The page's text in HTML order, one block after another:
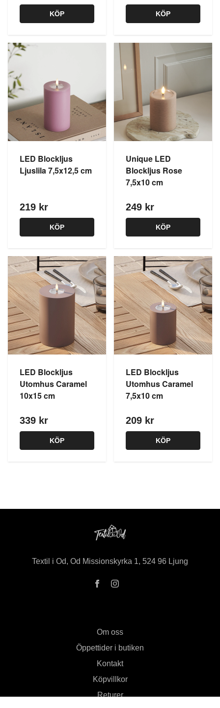
KÖP KÖP
LED Blockljus
Ljuslila 7,5x12,5 cm
219 kr
KÖP
Unique LED
Blockljus Rose
7,5x10 cm
249 kr
KÖP
LED Blockljus
Utomhus Caramel
10x15 cm
339 kr
KÖP
LED Blockljus
Utomhus Caramel
7,5x10 cm
209 kr
KÖP
Textil i Od, Od Missionskyrka 1, 524 96 Ljung
Om oss
Öppettider i butiken
Kontakt
Köpvillkor
Returer